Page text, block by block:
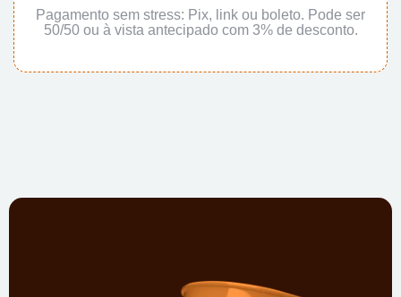
Pagamento sem stress: Pix, link ou boleto. Pode ser
50/50 ou à vista antecipado com 3% de desconto.